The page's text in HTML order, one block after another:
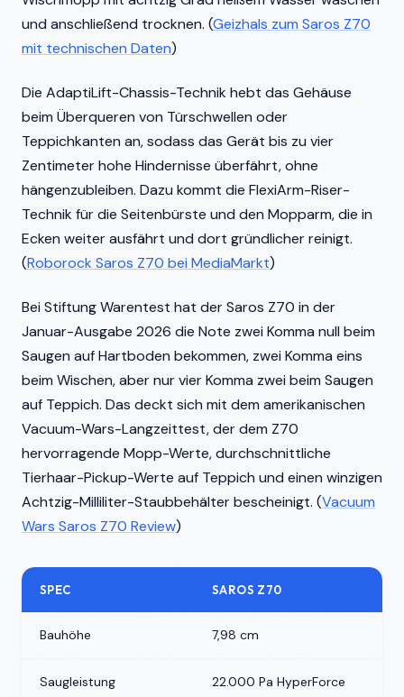
und anschließend trocknen. (Geizhals zum Saros Z70
mit technischen Daten)
Die AdaptiLift-Chassis-Technik hebt das Gehäuse
beim Überqueren von Türschwellen oder
Teppichkanten an, sodass das Gerät bis zu vier
Zentimeter hohe Hindernisse überfährt, ohne
hängenzubleiben. Dazu kommt die FlexiArm-Riser-
Technik für die Seitenbürste und den Mopparm, die in
Ecken weiter ausfährt und dort gründlicher reinigt.
(Roborock Saros Z70 bei MediaMarkt)
Bei Stiftung Warentest hat der Saros Z70 in der
Januar-Ausgabe 2026 die Note zwei Komma null beim
Saugen auf Hartboden bekommen, zwei Komma eins
beim Wischen, aber nur vier Komma zwei beim Saugen
auf Teppich. Das deckt sich mit dem amerikanischen
Vacuum-Wars-Langzeittest, der dem Z70
hervorragende Mopp-Werte, durchschnittliche
Tierhaar-Pickup-Werte auf Teppich und einen winzigen
Achtzig-Milliliter-Staubbehälter bescheinigt. (Vacuum
Wars Saros Z70 Review)
SPEC SAROS Z70
Bauhöhe 7,98 cm
Saugleistung 22.000 Pa HyperForce